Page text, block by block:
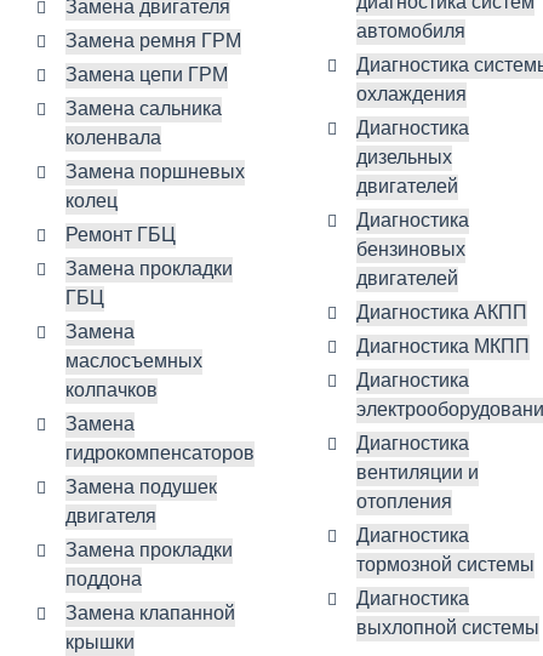
Замена двигателя
Замена ремня ГРМ
Замена цепи ГРМ
Замена сальника
коленвала
Замена поршневых
колец
Ремонт ГБЦ
Замена прокладки
ГБЦ
Замена
маслосъемных
колпачков
Замена
гидрокомпенсаторов
Замена подушек
двигателя
Замена прокладки
поддона
Замена клапанной
крышки
автомобиля
Диагностика
охлаждения
Диагностика
дизельных
двигателей
Диагностика
бензиновых
двигателей
Диагностика АКПП
Диагностика МКПП
Диагностика
Диагностика
вентиляции и
отопления
Диагностика
тормозной системы
Диагностика
выхлопной системы